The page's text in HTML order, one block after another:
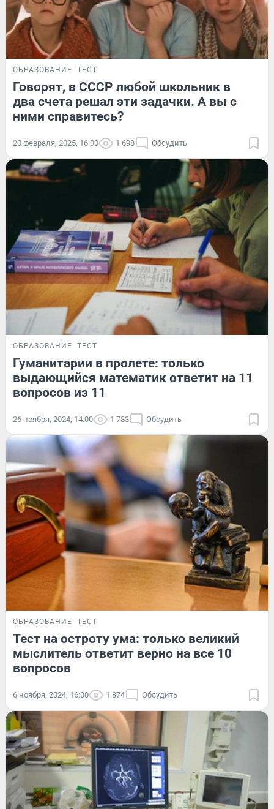
ОБРАЗОВАНИЕ ТЕСТ
Говорят, в СССР любой школьник в
два счета решал эти задачки. А вы с
ними справитесь?
20 февраля, 2025, 16:00 1 698 Обсудить
ОБРАЗОВАНИЕ ТЕСТ
Гуманитарии в пролете: только
выдающийся математик ответит на 11
вопросов из 11
26 ноября, 2024, 14:00 1 783 Обсудить
ОБРАЗОВАНИЕ ТЕСТ
Тест на остроту ума: только великий
мыслитель ответит верно на все 10
вопросов
6 ноября, 2024, 16:00 1 874 Обсудить